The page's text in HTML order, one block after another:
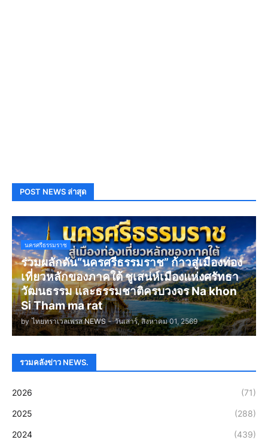
POST NEWS ล่าสุด
นครศรีธรรมราช
ร่วมผลักดัน“นครศรีธรรมราช” ก้าวสู่เมืองท่อง
เที่ยวหลักของภาคใต้ ชูเสน่ห์เมืองแห่งศรัทธา
วัฒนธรรม และธรรมชาติครบวงจร Na khon
Si Tham ma rat
by ไทยทราเวลเพรส NEWS - วันเสาร์, สิงหาคม 01, 2569
รวมคลังข่าว NEWS.
2026 (71)
2025 (288)
2024 (439)